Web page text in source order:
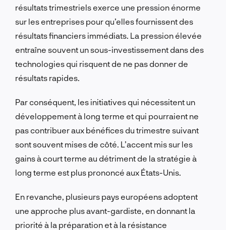
résultats trimestriels exerce une pression énorme
sur les entreprises pour qu’elles fournissent des
résultats financiers immédiats. La pression élevée
entraîne souvent un sous-investissement dans des
technologies qui risquent de ne pas donner de
résultats rapides.
Par conséquent, les initiatives qui nécessitent un
développement à long terme et qui pourraient ne
pas contribuer aux bénéfices du trimestre suivant
sont souvent mises de côté. L’accent mis sur les
gains à court terme au détriment de la stratégie à
long terme est plus prononcé aux États-Unis.
En revanche, plusieurs pays européens adoptent
une approche plus avant-gardiste, en donnant la
priorité à la préparation et à la résistance